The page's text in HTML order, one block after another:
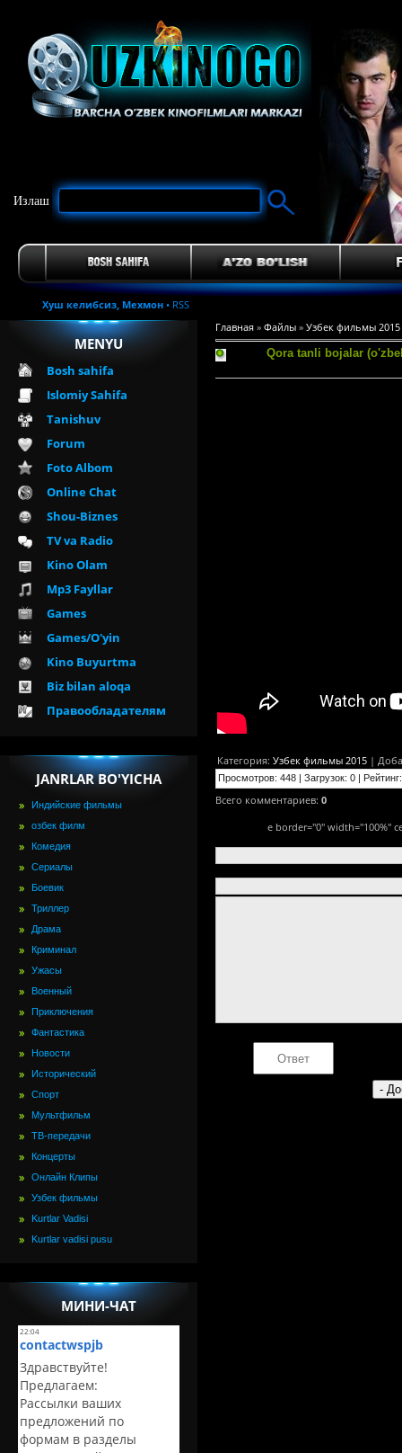
Излаш
Хуш келибсиз, Мехмон • RSS
MENYU
Bosh sahifa
Islomiy Sahifa
Tanishuv
Forum
Foto Albom
Online Chat
Shou-Biznes
TV va Radio
Kino Olam
Mp3 Fayllar
Games
Games/O'yin
Kino Buyurtma
Biz bilan aloqa
Правообладателям
JANRLAR BO'YICHA
Индийские фильмы
озбек филм
Комедия
Сериалы
Боевик
Триллер
Драма
Криминал
Ужасы
Военный
Приключения
Фантастика
Новости
Исторический
Спорт
Мультфильм
ТВ-передачи
Концерты
Онлайн Клипы
Узбек фильмы
Kurtlar Vadisi
Kurtlar vadisi pusu
МИНИ-ЧАТ
Главная » Файлы » Узбек фильмы 2015
Qora tanli bojalar
Категория: Узбек фильмы 2015 |
Просмотров: 448 | Загрузок: 0 | Рейтинг:
Всего комментариев: 0
e border="0" width="100%"